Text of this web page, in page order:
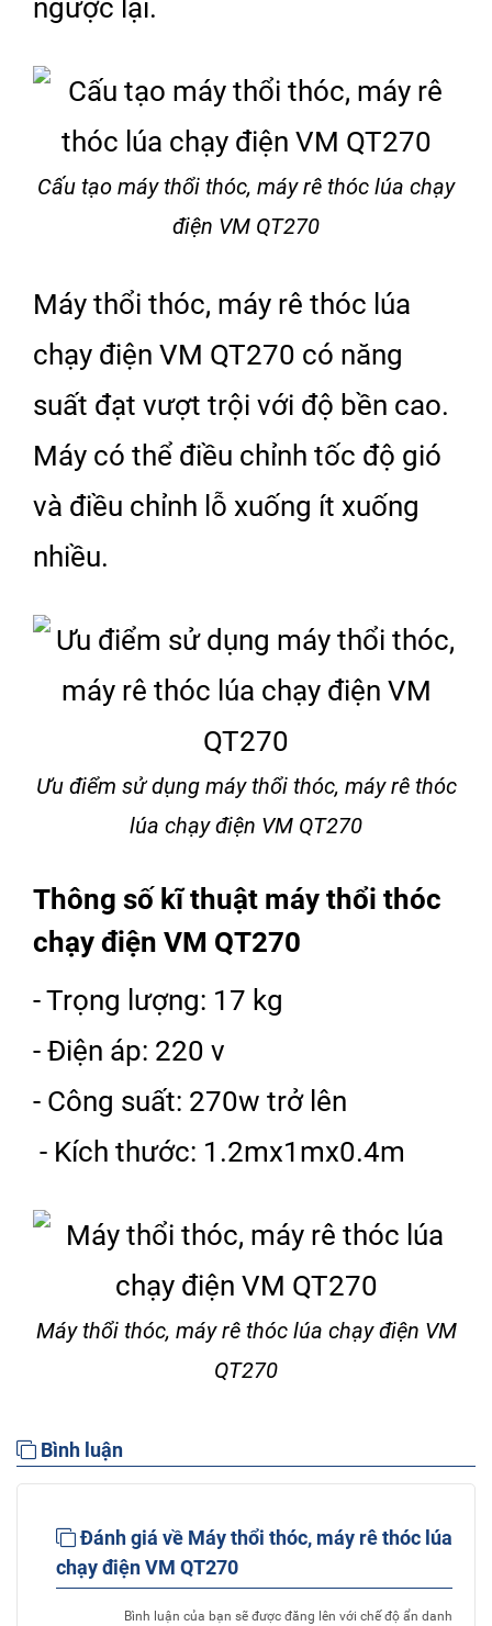
ngược lại.
Cấu tạo máy thổi thóc, máy rê thóc lúa chạy
điện VM QT270
Máy thổi thóc, máy rê thóc lúa
chạy điện VM QT270 có năng
suất đạt vượt trội với độ bền cao.
Máy có thể điều chỉnh tốc độ gió
và điều chỉnh lỗ xuống ít xuống
nhiều.
Ưu điểm sử dụng máy thổi thóc, máy rê thóc
lúa chạy điện VM QT270
Thông số kĩ thuật máy thổi thóc
chạy điện VM QT270
- Trọng lượng: 17 kg
- Điện áp: 220 v
- Công suất: 270w trở lên
- Kích thước: 1.2mx1mx0.4m
Máy thổi thóc, máy rê thóc lúa chạy điện VM
QT270
Bình luận
Đánh giá về Máy thổi thóc, máy rê thóc lúa
chạy điện VM QT270
Bình luận của bạn sẽ được đăng lên với chế độ ẩn danh